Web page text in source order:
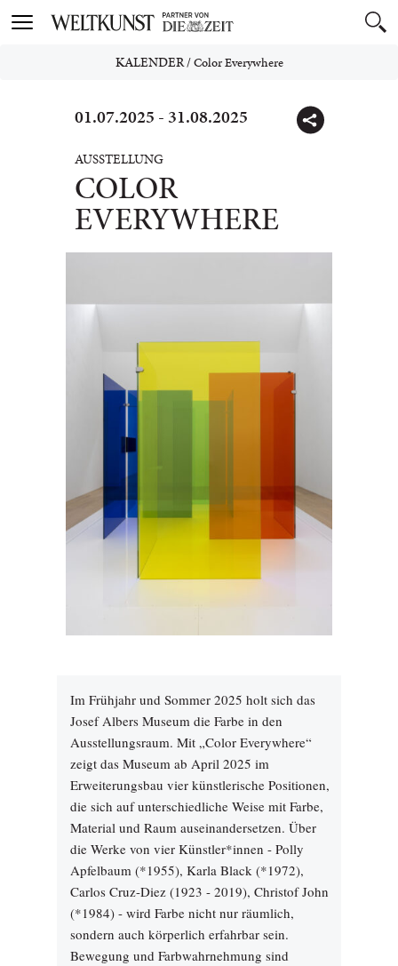
Toggle
KALENDER/Color Everywhere
01.07.2025 - 31.08.2025
AUSSTELLUNG
COLOR
EVERYWHERE
Im Frühjahr und Sommer 2025 holt sich das
Josef Albers Museum die Farbe in den
Ausstellungsraum. Mit „Color Everywhere“
zeigt das Museum ab April 2025 im
Erweiterungsbau vier künstlerische Positionen,
die sich auf unterschiedliche Weise mit Farbe,
Material und Raum auseinandersetzen. Über
die Werke von vier Künstler*innen - Polly
Apfelbaum (*1955), Karla Black (*1972),
Carlos Cruz-Diez (1923 - 2019), Christof John
(*1984) - wird Farbe nicht nur räumlich,
sondern auch körperlich erfahrbar sein.
Bewegung und Farbwahrnehmung sind